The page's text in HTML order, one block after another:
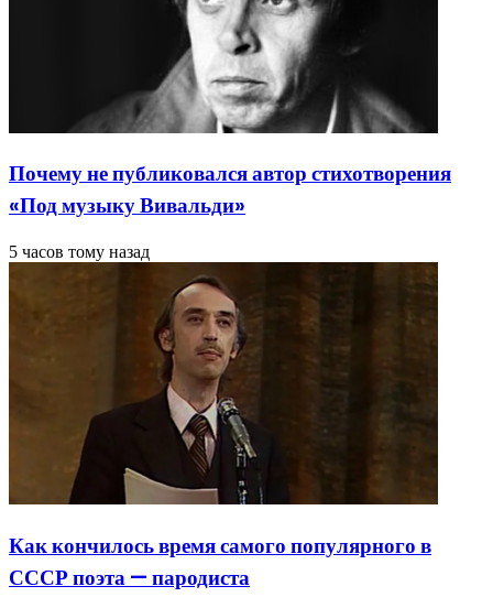
Почему не публиковался автор стихотворения
«Под музыку Вивальди»
5 часов тому назад
Как кончилось время самого популярного в
СССР поэта — пародиста